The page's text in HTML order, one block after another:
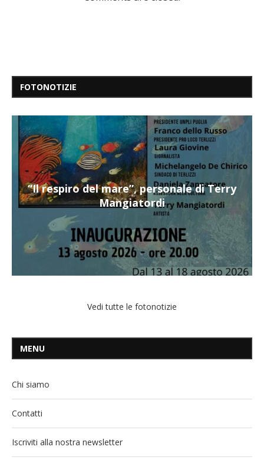
FOTONOTIZIE
“Il respiro del mare”, personale di Terry
Mangiatordi
Vedi tutte le fotonotizie
MENU
Chi siamo
Contatti
Iscriviti alla nostra newsletter